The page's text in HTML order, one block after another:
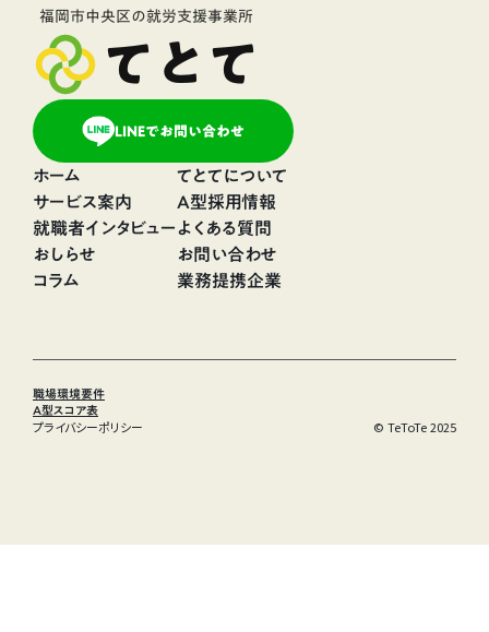
福岡市中央区の就労支援事業所
てとて
LINEでお問い合わせ
ホーム
サービス案内
就職者インタビュー
おしらせ
コラム
てとてについて
A型採用情報
よくある質問
お問い合わせ
業務提携企業
職場環境要件
A型スコア表
プライバシーポリシー © TeToTe 2025